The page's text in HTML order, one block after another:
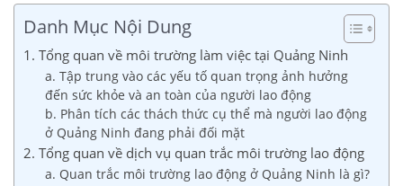
Danh Mục Nội Dung
1. Tổng quan về môi trường làm việc tại Quảng Ninh
a. Tập trung vào các yếu tố quan trọng ảnh hưởng
đến sức khỏe và an toàn của người lao động
b. Phân tích các thách thức cụ thể mà người lao động
ở Quảng Ninh đang phải đối mặt
2. Tổng quan về dịch vụ quan trắc môi trường lao động
a. Quan trắc môi trường lao động ở Quảng Ninh là gì?